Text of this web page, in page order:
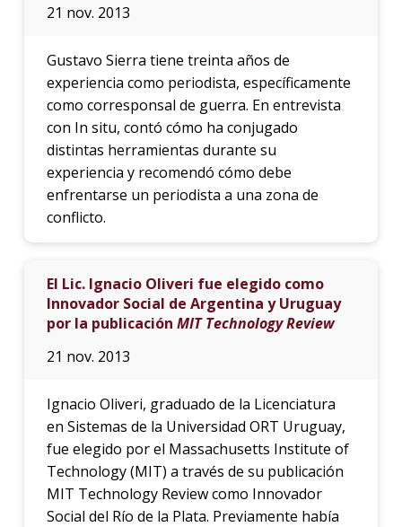
21 nov. 2013
Gustavo Sierra tiene treinta años de
experiencia como periodista, específicamente
como corresponsal de guerra. En entrevista
con In situ, contó cómo ha conjugado
distintas herramientas durante su
experiencia y recomendó cómo debe
enfrentarse un periodista a una zona de
conflicto.
El Lic. Ignacio Oliveri fue elegido como
Innovador Social de Argentina y Uruguay
por la publicación MIT Technology Review
21 nov. 2013
Ignacio Oliveri, graduado de la Licenciatura
en Sistemas de la Universidad ORT Uruguay,
fue elegido por el Massachusetts Institute of
Technology (MIT) a través de su publicación
MIT Technology Review como Innovador
Social del Río de la Plata. Previamente había